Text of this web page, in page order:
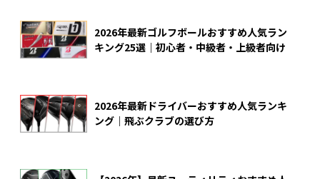
2026年最新ゴルフボールおすすめ人気ラン
キング25選｜初心者・中級者・上級者向け
2026年最新ドライバーおすすめ人気ランキ
ング｜飛ぶクラブの選び方